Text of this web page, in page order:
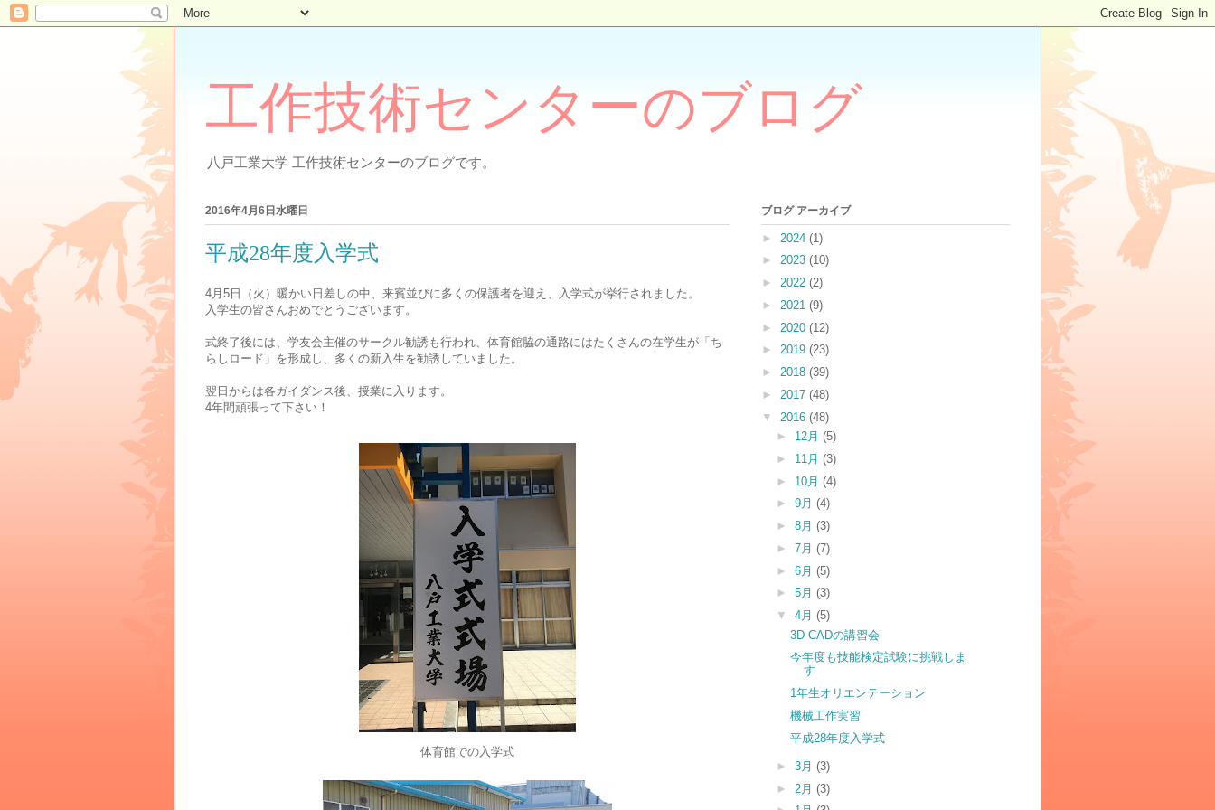
工作技術センターのブログ
八戸工業大学 工作技術センターのブログです。
2016年4月6日水曜日
平成28年度入学式
4月5日（火）暖かい日差しの中、来賓並びに多くの保護者を迎え、入学式が挙行されました。
入学生の皆さんおめでとうございます。
式終了後には、学友会主催のサークル勧誘も行われ、体育館脇の通路にはたくさんの在学生が「ち
らしロード」を形成し、多くの新入生を勧誘していました。
翌日からは各ガイダンス後、授業に入ります。
4年間頑張って下さい！
体育館での入学式
ブログ アーカイブ
► 2024 (1)
► 2023 (10)
► 2022 (2)
► 2021 (9)
► 2020 (12)
► 2019 (23)
► 2018 (39)
► 2017 (48)
▼ 2016 (48)
► 12月 (5)
► 11月 (3)
► 10月 (4)
► 9月 (4)
► 8月 (3)
► 7月 (7)
► 6月 (5)
► 5月 (3)
▼ 4月 (5)
3D CADの講習会
今年度も技能検定試験に挑戦しま
す
1年生オリエンテーション
機械工作実習
平成28年度入学式
► 3月 (3)
► 2月 (3)